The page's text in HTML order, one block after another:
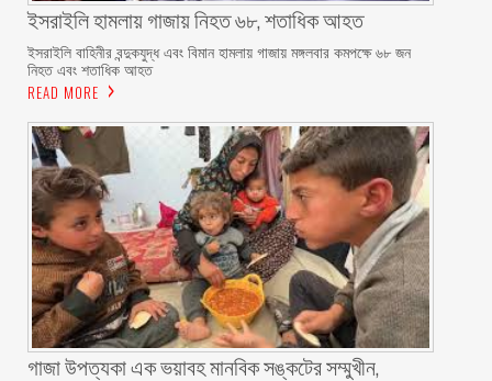
ইসরাইলি হামলায় গাজায় নিহত ৬৮, শতাধিক আহত
ইসরাইলি বাহিনীর বন্দুকযুদ্ধ এবং বিমান হামলায় গাজায় মঙ্গলবার কমপক্ষে ৬৮ জন
নিহত এবং শতাধিক আহত
READ MORE
গাজা উপত্যকা এক ভয়াবহ মানবিক সঙ্কটের সম্মুখীন,